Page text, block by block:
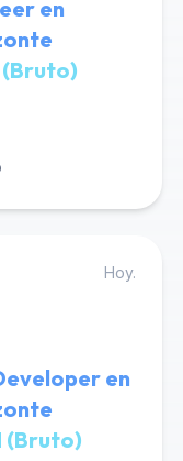
en
Hoy.
en
(Bruto)